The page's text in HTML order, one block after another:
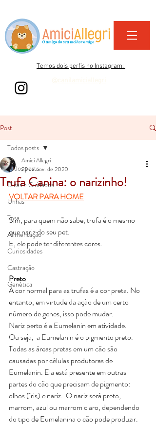
Temos dois perfis no Instagram:
Post
Todos posts
Dicas e Cuidados
Unhas
Tosa
Alimentação
Curiosidades
Castração
Genética
Todos posts
Trufa Canina: o narizinho!
Amici Allegri
22 de nov. de 2020
VOLTAR PARA HOME
Sim, para quem não sabe, trufa é o mesmo
que nariz do seu pet.
E, ele pode ter diferentes cores.
Preto
A cor normal para as trufas é a cor preta. No
entanto, em virtude da ação de um certo
número de genes, isso pode mudar.
Nariz perto é a Eumelanin em atividade.
Ou seja,  a Eumelanin é o pigmento preto.
Todas as áreas pretas em um cão são
causadas ​​por células produtoras de
Eumelanin. Ela está presente em outras
partes do cão que precisam de pigmento:
olhos (íris) e nariz.  O nariz será preto,
marrom, azul ou marrom claro, dependendo
do tipo de Eumelanina o cão pode produzir.